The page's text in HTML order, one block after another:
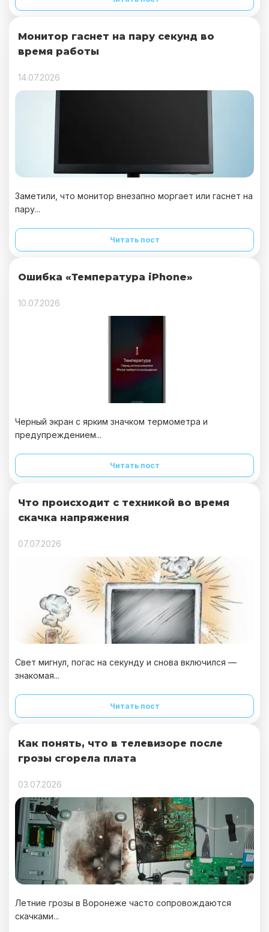
Монитор гаснет на пару секунд во
время работы
14.07.2026
Заметили, что монитор внезапно моргает или гаснет на
пару...
Читать пост
Ошибка «Температура iPhone»
10.07.2026
Черный экран с ярким значком термометра и
предупреждением...
Читать пост
Что происходит с техникой во время
скачка напряжения
07.07.2026
Свет мигнул, погас на секунду и снова включился —
знакомая...
Читать пост
Как понять, что в телевизоре после
грозы сгорела плата
03.07.2026
Летние грозы в Воронеже часто сопровождаются
скачками...